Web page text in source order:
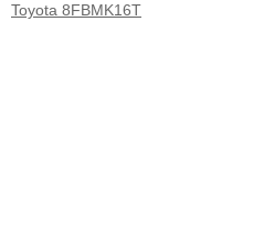
Toyota 8FBMK16T